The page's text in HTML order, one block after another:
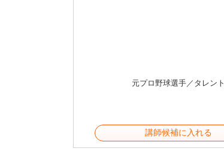
元プロ野球選手／タレント
講師候補に入れる